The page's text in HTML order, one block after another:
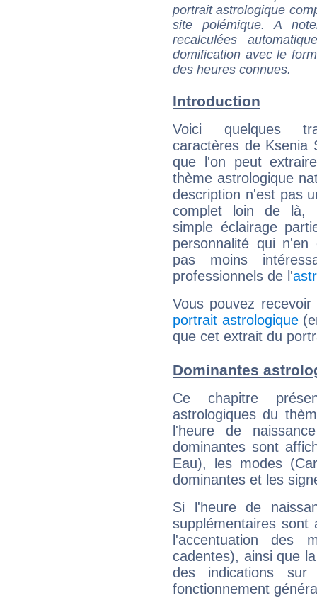
portrait astrologique
site polémique. A
recalculées
domification avec le
des heures connues.
Introduction
Voici quelques
caractères de Ksenia
que l'on peut
thème astrologique
description n'est pas
complet loin de là,
simple éclairage
personnalité qui n'en
pas moins
professionnels de l'
Vous pouvez
portrait astrologique
que cet extrait du
Dominantes
Ce chapitre
astrologiques du
l'heure de
dominantes sont
Eau), les modes
dominantes et les
Si l'heure de
supplémentaires sont
l'accentuation des
cadentes), ainsi que
des indications sur
fonctionnement